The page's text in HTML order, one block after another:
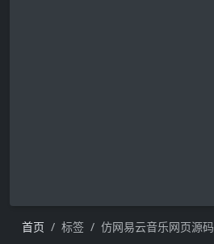
首页 标签 仿网易云音乐网页源码